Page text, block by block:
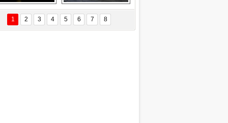
ÖZYANIK
Değişti?
Delta uçağına
yıldırım çarptı
Ford Focus RS
(2015)
1 2 3 4 5 6 7 8